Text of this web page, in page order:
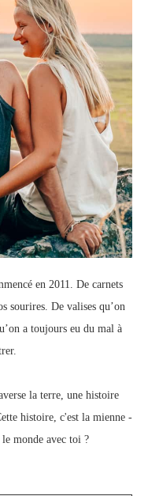
en 2011. De carnets
sourires. De valises qu’on
a toujours eu du mal à
la terre, une histoire
histoire, c'est la mienne -
monde avec toi ?